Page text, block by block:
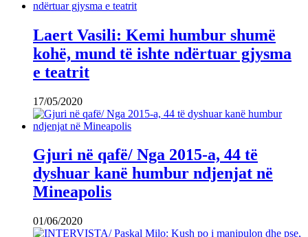
Laert Vasili: Kemi humbur shumë
kohë, mund të ishte ndërtuar gjysma
e teatrit
17/05/2020
Gjuri në qafë/ Nga 2015-a, 44 të
dyshuar kanë humbur ndjenjat në
Mineapolis
01/06/2020